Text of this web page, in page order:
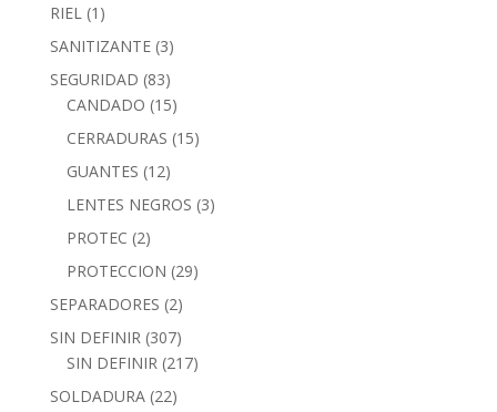
RIEL (1)
SANITIZANTE (3)
SEGURIDAD (83)
CANDADO (15)
CERRADURAS (15)
GUANTES (12)
LENTES NEGROS (3)
PROTEC (2)
PROTECCION (29)
SEPARADORES (2)
SIN DEFINIR (307)
SIN DEFINIR (217)
SOLDADURA (22)